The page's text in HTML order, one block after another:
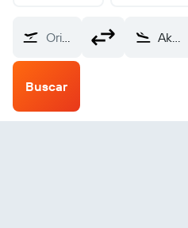
Origen Akulivik (AKV)
Buscar